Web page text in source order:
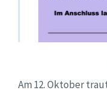
Am 12. Oktober